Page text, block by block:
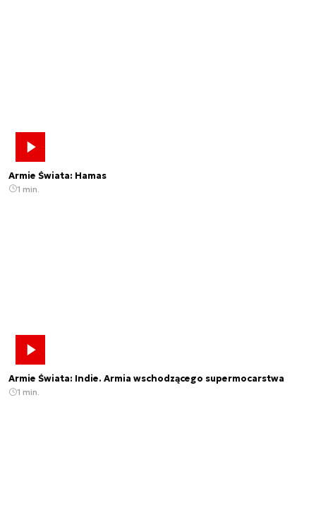
Armie Świata: Hamas
1 min.
Armie Świata: Indie. Armia wschodzącego supermocarstwa
1 min.